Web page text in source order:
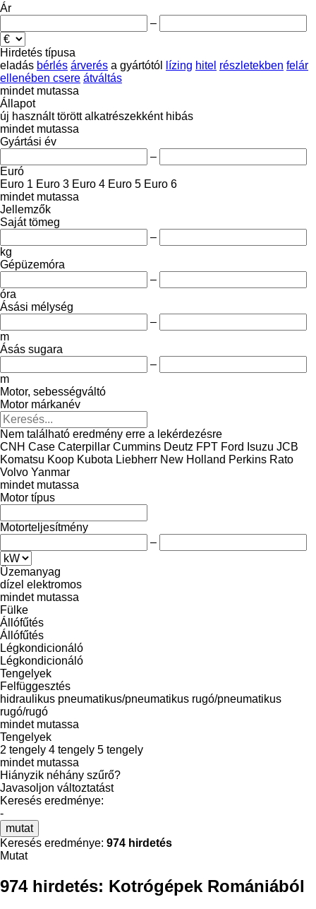
Ár
–
Hirdetés típusa
eladás bérlés árverés a gyártótól lízing hitel részletekben felár
ellenében csere átváltás
mindet mutassa
Állapot
új használt törött alkatrészekként hibás
mindet mutassa
Gyártási év
–
Euró
Euro 1 Euro 3 Euro 4 Euro 5 Euro 6
mindet mutassa
Jellemzők
Saját tömeg
–
kg
Gépüzemóra
–
óra
Ásási mélység
–
m
Ásás sugara
–
m
Motor, sebességváltó
Motor márkanév
Nem található eredmény erre a lekérdezésre
CNH Case Caterpillar Cummins Deutz FPT Ford Isuzu JCB
Komatsu Koop Kubota Liebherr New Holland Perkins Rato
Volvo Yanmar
mindet mutassa
Motor típus
Motorteljesítmény
–
Üzemanyag
dízel elektromos
mindet mutassa
Fülke
Állófűtés
Állófűtés
Légkondicionáló
Légkondicionáló
Tengelyek
Felfüggesztés
hidraulikus pneumatikus/pneumatikus rugó/pneumatikus
rugó/rugó
mindet mutassa
Tengelyek
2 tengely 4 tengely 5 tengely
mindet mutassa
Hiányzik néhány szűrő?
Javasoljon változtatást
Keresés eredménye:
-
mutat
Keresés eredménye: 974 hirdetés
Mutat
974 hirdetés: Kotrógépek Romániából